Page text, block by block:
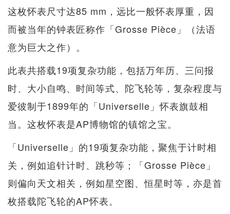
这枚怀表尺寸达85 mm，远比一般怀表厚重，因
而被当年的钟表匠称作「Grosse Pièce」（法语
意为巨大之作）。
此表共搭载19项复杂功能，包括万年历、三问报
时、大小自鸣、时间等式、陀飞轮等，复杂程度与
爱彼制于1899年的「Universelle」怀表旗鼓相
当。这枚怀表是AP博物馆的镇馆之宝。
「Universelle」的19项复杂功能，聚焦于计时相
关，例如追针计时、跳秒等；「Grosse Pièce」
则偏向天文相关，例如星空图、恒星时等，亦是首
枚搭载陀飞轮的AP怀表。